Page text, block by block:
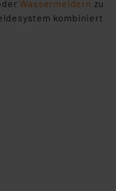
Wassermeldern zu
kombiniert